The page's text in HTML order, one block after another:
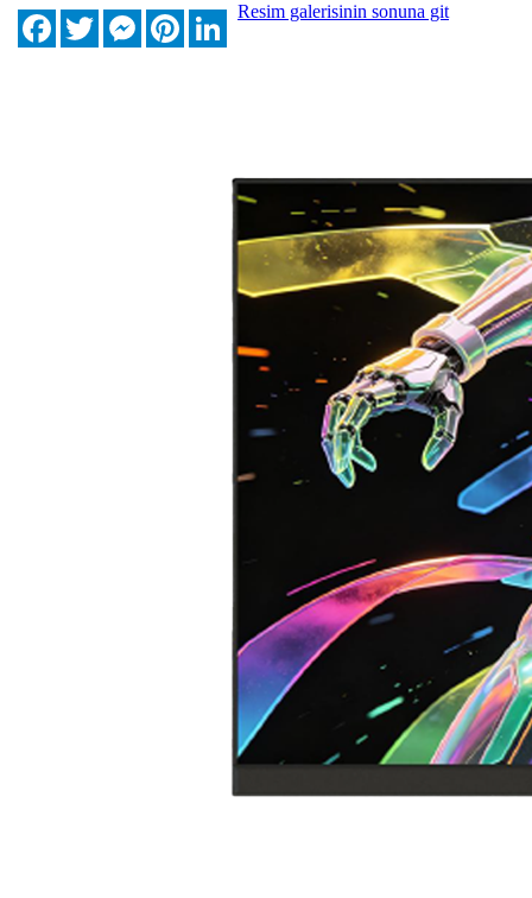
FacebookTwitterMessengerPinterestLinkedIn
Resim galerisinin sonuna git